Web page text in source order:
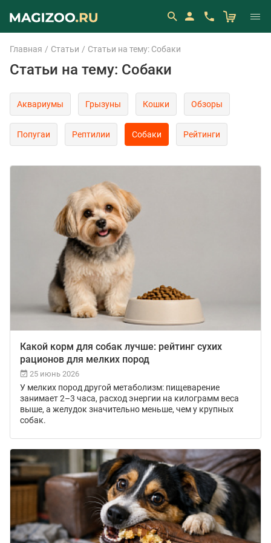
Главная Статьи Статьи на тему: Собаки
Статьи на тему: Собаки
Аквариумы Грызуны Кошки Обзоры
Попугаи Рептилии Собаки Рейтинги
Какой корм для собак лучше: рейтинг сухих
рационов для мелких пород
25 июнь 2026
У мелких пород другой метаболизм: пищеварение
занимает 2–3 часа, расход энергии на килограмм веса
выше, а желудок значительно меньше, чем у крупных
собак.